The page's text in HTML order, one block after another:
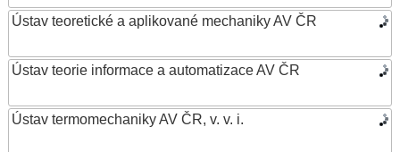
Ústav teoretické a aplikované mechaniky AV ČR
Ústav teorie informace a automatizace AV ČR
Ústav termomechaniky AV ČR, v. v. i.